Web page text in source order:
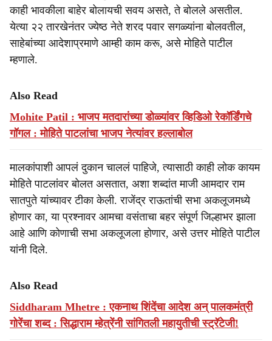
काही भावकीला बाहेर बोलायची सवय असते, ते बोलले असतील.
येत्या २२ तारखेनंतर ज्येष्ठ नेते शरद पवार सगळ्यांना बोलवतील,
साहेबांच्या आदेशाप्रमाणे आम्ही काम करू, असे मोहिते पाटील
म्हणाले.
Also Read
Mohite Patil : भाजप मतदारांच्या डोळ्यांवर व्हिडिओ रेकॉर्डिंगचे
गॉगल : मोहिते पाटलांचा भाजप नेत्यांवर हल्लाबोल
मालकांपाशी आपलं दुकान चाललं पाहिजे, त्यासाठी काही लोक कायम
मोहिते पाटलांवर बोलत असतात, अशा शब्दांत माजी आमदार राम
सातपुते यांच्यावर टीका केली. राजेंद्र राऊतांची सभा अकलूजमध्ये
होणार का, या प्रश्नावर आमचा वसंताचा बहर संपूर्ण जिल्हाभर झाला
आहे आणि कोणाची सभा अकलूजला होणार, असे उत्तर मोहिते पाटील
यांनी दिले.
Also Read
Siddharam Mhetre : एकनाथ शिंदेंचा आदेश अन्‌ पालकमंत्री
गोरेंचा शब्द : सिद्धाराम म्हेत्रेंनी सांगितली महायुतीची स्ट्रॅटेजी!